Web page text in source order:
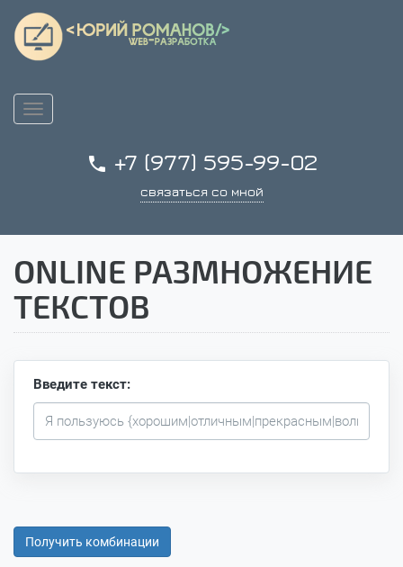
Toggle
 +7 (977) 595-99-02
связаться со мной
ONLINE РАЗМНОЖЕНИЕ
ТЕКСТОВ
Введите текст:
Получить комбинации